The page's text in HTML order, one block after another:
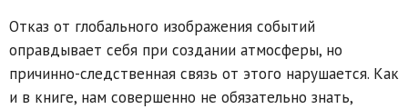
Отказ от глобального изображения событий
оправдывает себя при создании атмосферы, но
причинно-следственная связь от этого нарушается. Как
и в книге, нам совершенно не обязательно знать,